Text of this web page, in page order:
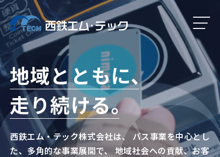
地域とともに、
走り続ける。
西鉄エム・テック株式会社は、 バス事業を中心とし
た、多角的な事業展開で、
地域社会への貢献、お客